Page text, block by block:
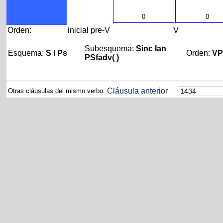
0 0
Orden: inicial pre-V V
Esquema: S I Ps
Subesquema:Sinc Ian
PSfadv( )
Orden:VP
Otras cláusulas del mismo verbo: Cláusula anterior